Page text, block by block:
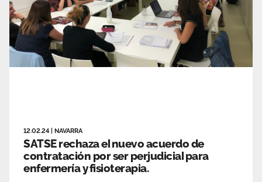
12.02.24 NAVARRA
SATSE rechaza el nuevo acuerdo de
contratación por ser perjudicial para
enfermería y fisioterapia.